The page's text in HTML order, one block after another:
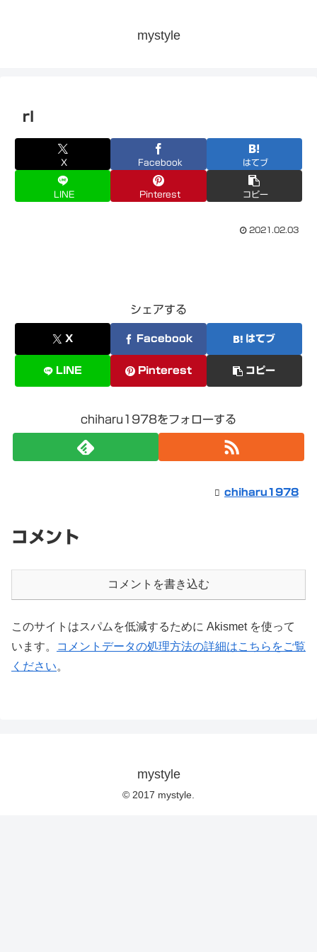
mystyle
rl
X Facebook はてブ
LINE Pinterest コピー
2021.02.03
シェアする
X Facebook はてブ
LINE Pinterest コピー
chiharu1978をフォローする
chiharu1978
コメント
コメントを書き込む
このサイトはスパムを低減するために Akismet を使って
います。
コメントデータの処理方法の詳細はこちらをご覧
ください。
mystyle
© 2017 mystyle.